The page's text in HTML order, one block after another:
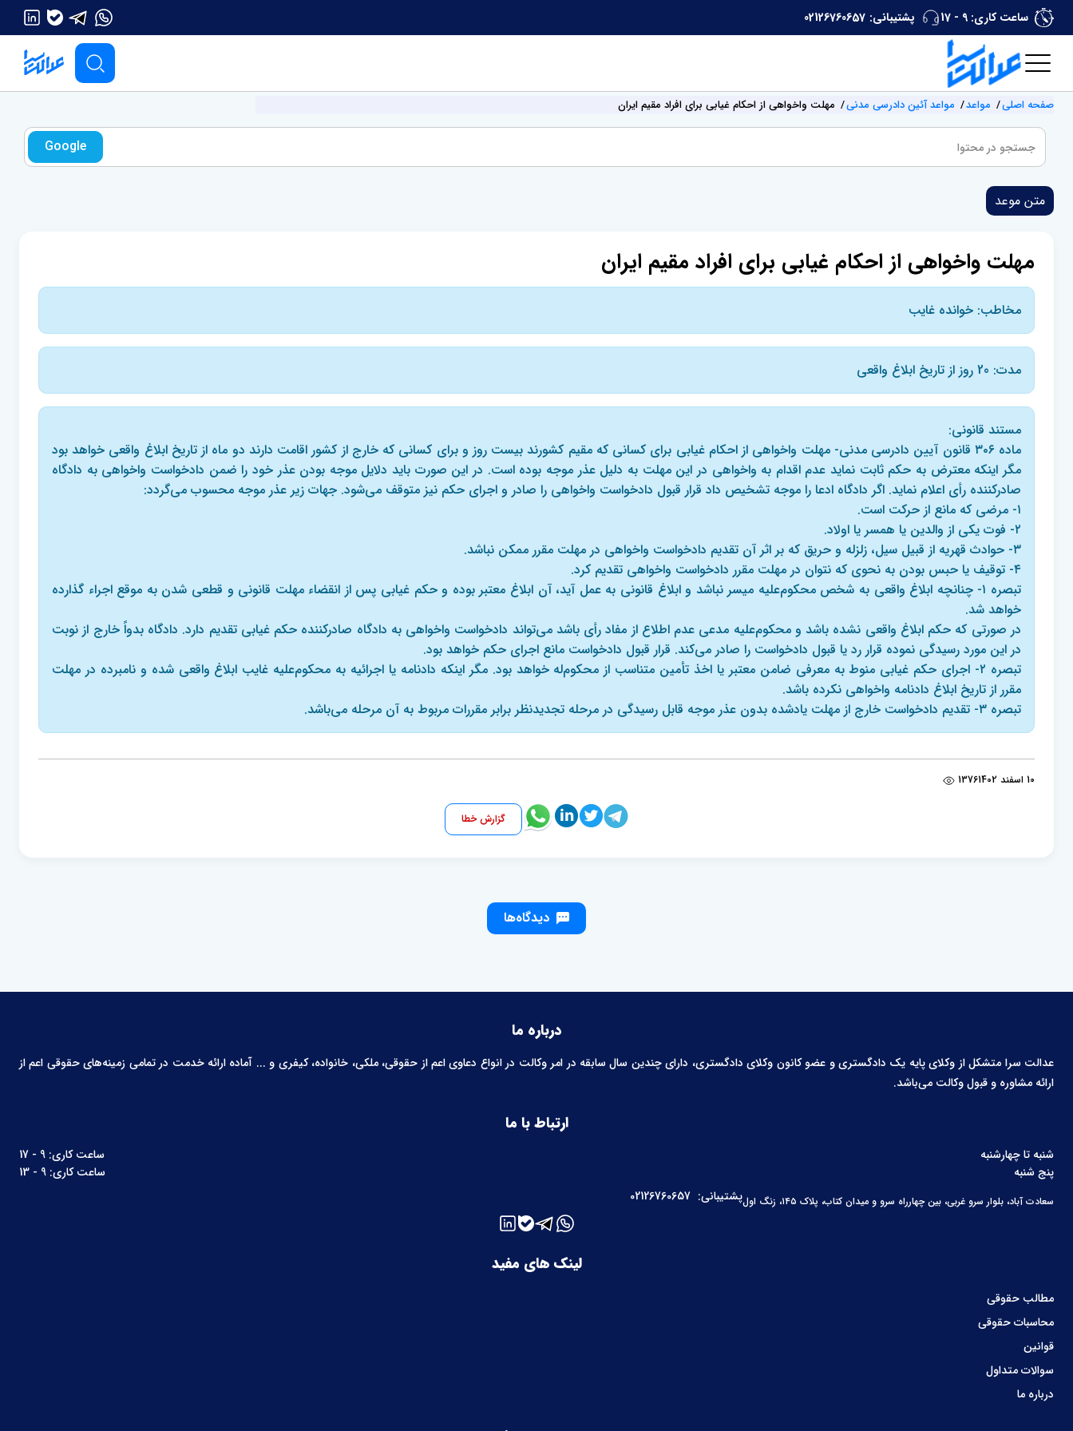
ساعت کاری: 9 - 17 پشتیبانی: 02126760657
صفحه اصلی مواعد مواعد آئین دادرسی مدنی مهلت واخواهی از احکام غیابی برای افراد مقیم ایران
Google
متن موعد
مهلت واخواهی از احکام غیابی برای افراد مقیم ایران
مخاطب: خوانده غایب
مدت: 20 روز از تاریخ ابلاغ واقعی
مستند قانونی:
ماده ۳۰۶ قانون آیین دادرسی مدنی- مهلت واخواهی از احکام غیابی برای کسانی که مقیم کشورند بیست روز و برای کسانی که خارج از کشور اقامت دارند دو ماه از تاریخ ابلاغ واقعی خواهد بود
مگر اینکه معترض به حکم ثابت نماید عدم اقدام به واخواهی در این مهلت به دلیل عذر موجه بوده است. در این صورت باید دلایل موجه بودن عذر خود را ضمن دادخواست واخواهی به دادگاه
صادرکننده رأی اعلام نماید. اگر دادگاه ادعا را موجه تشخیص داد قرار قبول دادخواست واخواهی را صادر و اجرای حکم نیز متوقف می‌شود. جهات زیر عذر موجه محسوب می‌گردد:
۱- مرضی که مانع از حرکت است.
۲- فوت یکی از والدین یا همسر یا اولاد.
۳- حوادث قهریه از قبیل سیل، زلزله و حریق که بر اثر آن تقدیم دادخواست واخواهی در مهلت مقرر ممکن نباشد.
۴- توقیف یا حبس بودن به نحوی که نتوان در مهلت مقرر دادخواست واخواهی تقدیم کرد.
تبصره ۱- چنانچه ابلاغ واقعی به شخص محکوم‌علیه میسر نباشد و ابلاغ قانونی به عمل آید، آن ابلاغ معتبر بوده و حکم غیابی پس از انقضاء مهلت قانونی و قطعی شدن به موقع اجراء گذارده
خواهد شد.
در صورتی که حکم ابلاغ واقعی نشده باشد و محکوم‌علیه مدعی عدم اطلاع از مفاد رأی باشد می‌تواند دادخواست واخواهی به دادگاه صادرکننده حکم غیابی تقدیم دارد. دادگاه بدواً خارج از نوبت
در این مورد رسیدگی نموده قرار رد یا قبول دادخواست را صادر می‌کند. قرار قبول دادخواست مانع اجرای حکم خواهد بود.
تبصره ۲- اجرای حکم غیابی منوط به معرفی ضامن معتبر یا اخذ تأمین متناسب از محکوم‌له خواهد بود. مگر اینکه دادنامه یا اجرائیه به محکوم‌علیه غایب ابلاغ واقعی شده و نامبرده در مهلت
مقرر از تاریخ ابلاغ دادنامه واخواهی نکرده باشد.
تبصره ۳- تقدیم دادخواست خارج از مهلت یادشده بدون عذر موجه قابل رسیدگی در مرحله تجدیدنظر برابر مقررات مربوط به آن مرحله می‌باشد.
10 اسفند 1402 1376
گزارش خطا
دیدگاه‌ها
درباره ما
عدالت سرا متشکل از وکلای پایه یک دادگستری و عضو کانون وکلای دادگستری، دارای چندین سال سابقه در امر وکالت در انواع دعاوی اعم از حقوقی، ملکی، خانواده، کیفری و ... آماده ارائه خدمت در تمامی زمینه‌های حقوقی اعم از
ارائه مشاوره و قبول وکالت می‌باشد.
لینک های مفید
مطالب حقوقی
محاسبات حقوقی
قوانین
سوالات متداول
درباره ما
ارتباط با ما
شنبه تا چهارشنبه
ساعت کاری: 9 - 17
پنج شنبه
ساعت کاری: 9 - 13
سعادت آباد، بلوار سرو غربی، بین چهارراه سرو و میدان کتاب، پلاک ۱۴۵، زنگ اول پشتیبانی: 02126760657